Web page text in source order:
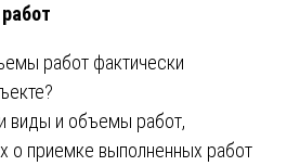
работ фактически
виды и объемы работ,
о приемке выполненных работ